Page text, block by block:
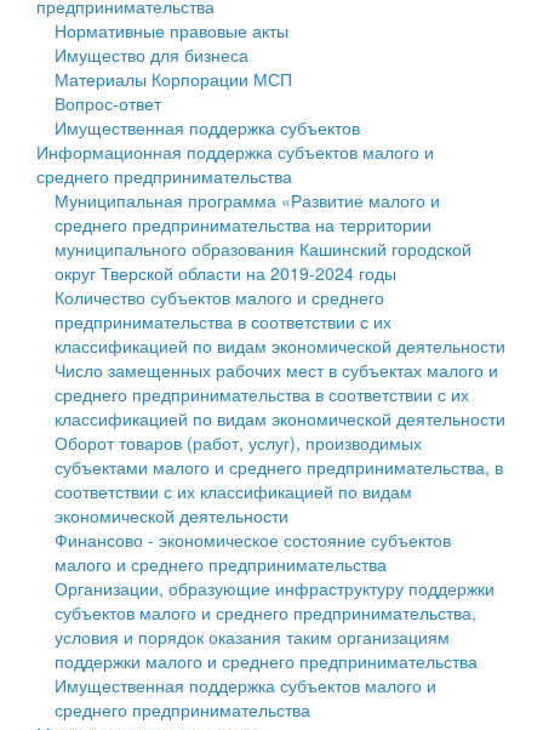
Государственные услуги
Промышленность и АПК
Экономика и бизнес
...
Символика
Устав
Гостям округа
Туризм
Культура
Образование
Здравоохранение
Социальная защита
Фотоальбом
муниципального округа Тверской области
Администрация Кашинского муниципального округа
Тверской области
Управление сельскими территориями
Открытые данные
Работа с обращениями граждан
Муниципальный контроль
Муниципальные услуги
Проекты административных регламентов
Антимонопольный комплаенс
Противодействие коррупции
Финансовое управление
Бюджет для граждан
Имущество
Выявление правообладателей ранее учтенных
объектов недвижимости
Имущественная поддержка субъектов малого и
среднего предпринимательства
Информационная поддержка субъектов малого и
среднего предпринимательства
Муниципальные программы
Контрольно-счетная палата
Персональные данные
Оценка регулирующего воздействия
Деятельность МУ
Нормативы градостроительного проектирования
предпринимательства
Нормативные правовые акты
Имущество для бизнеса
Материалы Корпорации МСП
Вопрос-ответ
Имущественная поддержка субъектов
Информационная поддержка субъектов малого и
среднего предпринимательства
Муниципальная программа «Развитие малого и
среднего предпринимательства на территории
муниципального образования Кашинский городской
округ Тверской области на 2019-2024 годы
Количество субъектов малого и среднего
предпринимательства в соответствии с их
классификацией по видам экономической деятельности
Число замещенных рабочих мест в субъектах малого и
среднего предпринимательства в соответствии с их
классификацией по видам экономической деятельности
Оборот товаров (работ, услуг), производимых
субъектами малого и среднего предпринимательства, в
соответствии с их классификацией по видам
экономической деятельности
Финансово - экономическое состояние субъектов
малого и среднего предпринимательства
Организации, образующие инфраструктуру поддержки
субъектов малого и среднего предпринимательства,
условия и порядок оказания таким организациям
поддержки малого и среднего предпринимательства
Имущественная поддержка субъектов малого и
среднего предпринимательства